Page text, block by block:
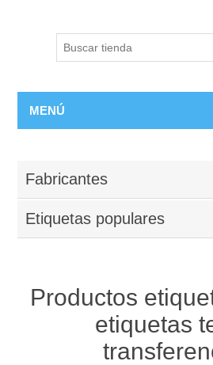
MENÚ
Fabricantes
Etiquetas populares
Productos
etiquetas